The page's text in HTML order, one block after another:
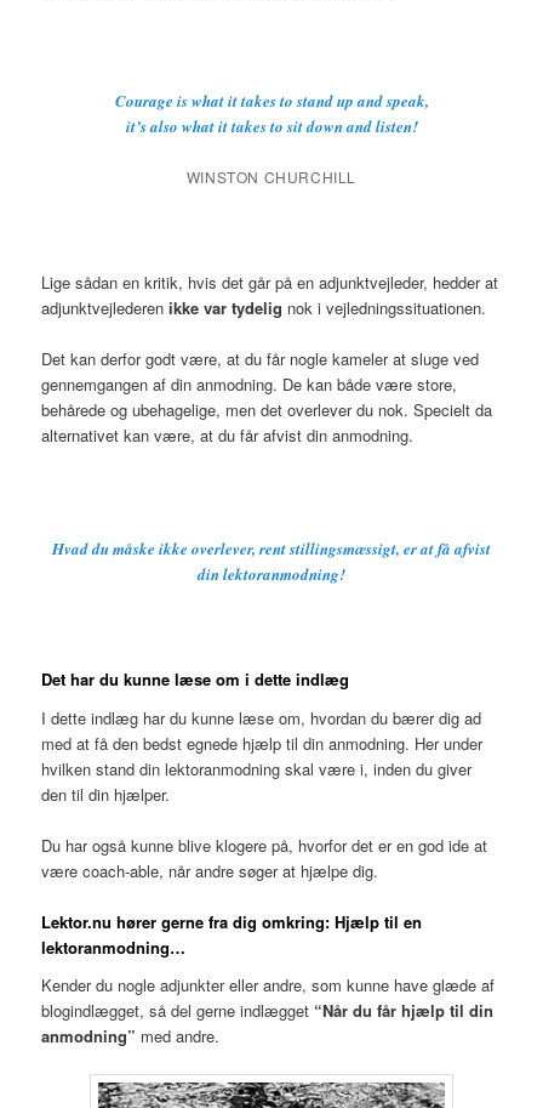
Courage is what it takes to stand up and speak,
it’s also what it takes to sit down and listen!
WINSTON CHURCHILL
Lige sådan en kritik, hvis det går på en adjunktvejleder, hedder at
adjunktvejlederenikke var tydelig nok i vejledningssituationen.
Det kan derfor godt være, at du får nogle kameler at sluge ved
gennemgangen af din anmodning. De kan både være store,
behårede og ubehagelige, men det overlever du nok. Specielt da
alternativet kan være, at du får afvist din anmodning.
Hvad du måske ikke overlever, rent stillingsmæssigt, er at få afvist
din lektoranmodning!
Det har du kunne læse om i dette indlæg
I dette indlæg har du kunne læse om, hvordan du bærer dig ad
med at få den bedst egnede hjælp til din anmodning. Her under
hvilken stand din lektoranmodning skal være i, inden du giver
den til din hjælper.
Du har også kunne blive klogere på, hvorfor det er en god ide at
være coach-able, når andre søger at hjælpe dig.
Lektor.nu hører gerne fra dig omkring: Hjælp til en
lektoranmodning…
Kender du nogle adjunkter eller andre, som kunne have glæde af
blogindlægget, så del gerne indlægget “Når du får hjælp til din
anmodning” med andre.